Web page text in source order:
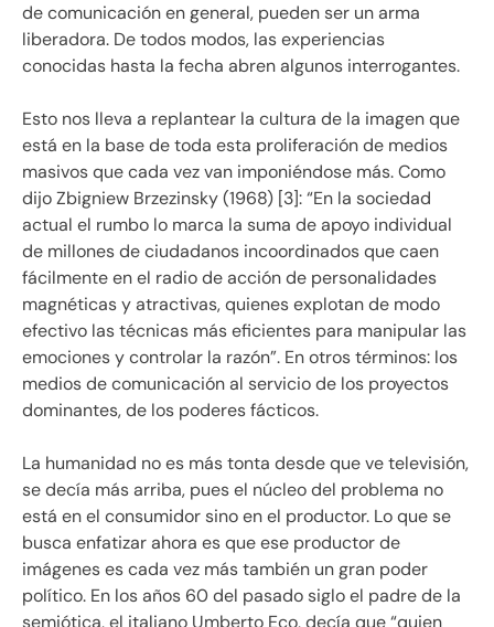
de comunicación en general, pueden ser un arma
liberadora. De todos modos, las experiencias
conocidas hasta la fecha abren algunos interrogantes.
Esto nos lleva a replantear la cultura de la imagen que
está en la base de toda esta proliferación de medios
masivos que cada vez van imponiéndose más. Como
dijo Zbigniew Brzezinsky (1968) [3]: “En la sociedad
actual el rumbo lo marca la suma de apoyo individual
de millones de ciudadanos incoordinados que caen
fácilmente en el radio de acción de personalidades
magnéticas y atractivas, quienes explotan de modo
efectivo las técnicas más eficientes para manipular las
emociones y controlar la razón”. En otros términos: los
medios de comunicación al servicio de los proyectos
dominantes, de los poderes fácticos.
La humanidad no es más tonta desde que ve televisión,
se decía más arriba, pues el núcleo del problema no
está en el consumidor sino en el productor. Lo que se
busca enfatizar ahora es que ese productor de
imágenes es cada vez más también un gran poder
político. En los años 60 del pasado siglo el padre de la